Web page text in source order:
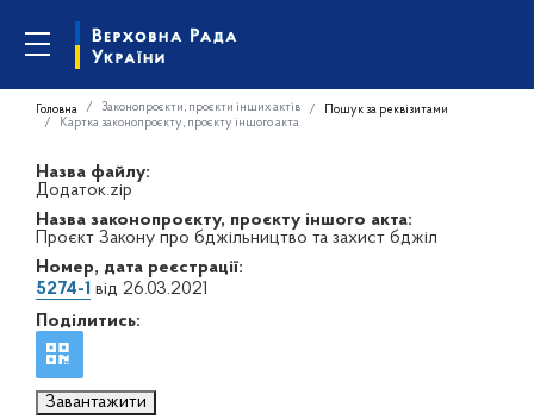
Головна Законопроєкти, проєкти інших актів
Пошук за реквізитами
Картка законопроєкту, проєкту іншого акта
Назва файлу:
Додаток.zip
Назва законопроєкту, проєкту іншого акта:
Проєкт Закону про бджільництво та захист бджіл
Номер, дата реєстрації:
5274-1 від 26.03.2021
Поділитись:
Завантажити